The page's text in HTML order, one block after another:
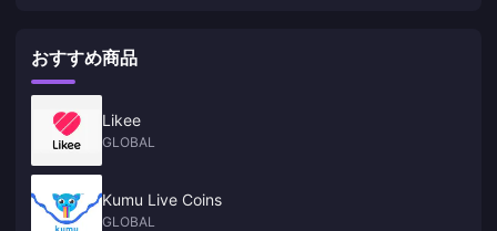
おすすめ商品
Likee
GLOBAL
Kumu Live Coins
GLOBAL